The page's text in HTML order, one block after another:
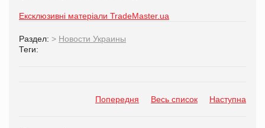
Ексклюзивні матеріали TradeMaster.ua
Раздел: > Новости Украины
Теги:
Попередня Весь список Наступна